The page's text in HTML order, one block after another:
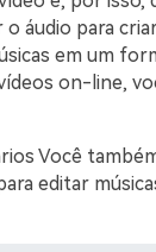
o áudio para
em um
on-line,
Você
editar